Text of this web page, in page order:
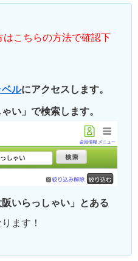
はこちらの方法で確認下
ルにアクセスします。
い」で検索します。
いらっしゃい」とある
ます！